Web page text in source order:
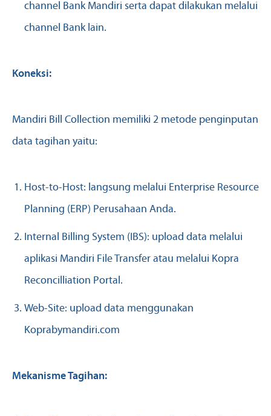
channel Bank Mandiri serta dapat dilakukan melalui
channel Bank lain.
Koneksi:
Mandiri Bill Collection memiliki 2 metode penginputan
data tagihan yaitu:
Host-to-Host: langsung melalui Enterprise Resource
Planning (ERP) Perusahaan Anda.
Internal Billing System (IBS): upload data melalui
aplikasi Mandiri File Transfer atau melalui Kopra
Reconcilliation Portal.
Web-Site: upload data menggunakan
Koprabymandiri.com
Mekanisme Tagihan: